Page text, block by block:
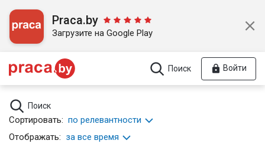
Praca.by
Загрузите на Google Play
Поиск Войти
Поиск
Сортировать: по релевантности
Отображать: за все время